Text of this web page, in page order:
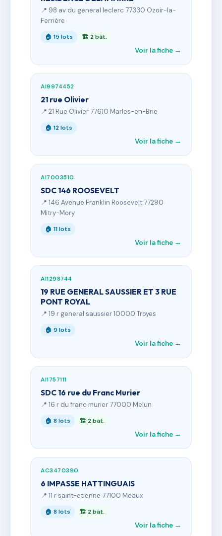
📍 98 av du general leclerc 77330 Ozoir-la-
Ferrière
🏠 15 lots 🏗 2 bât.
Voir la fiche →
AI9974452
21 rue Olivier
📍 21 Rue Olivier 77610 Marles-en-Brie
🏠 12 lots
Voir la fiche →
AI7003510
SDC 146 ROOSEVELT
📍 146 Avenue Franklin Roosevelt 77290
Mitry-Mory
🏠 11 lots
Voir la fiche →
AI1298744
19 RUE GENERAL SAUSSIER ET 3 RUE
PONT ROYAL
📍 19 r general saussier 10000 Troyes
🏠 9 lots
Voir la fiche →
AI1757111
SDC 16 rue du Franc Murier
📍 16 r du franc murier 77000 Melun
🏠 8 lots 🏗 2 bât.
Voir la fiche →
AC3470390
6 IMPASSE HATTINGUAIS
📍 11 r saint-etienne 77100 Meaux
🏠 8 lots 🏗 2 bât.
Voir la fiche →